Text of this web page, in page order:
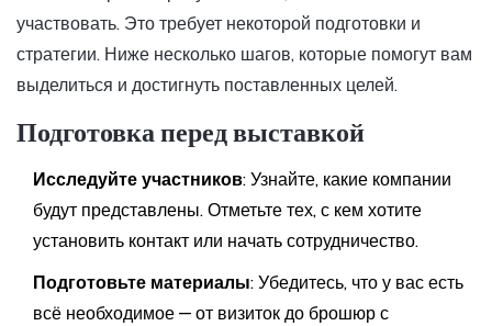
участвовать. Это требует некоторой подготовки и
стратегии. Ниже несколько шагов, которые помогут вам
выделиться и достигнуть поставленных целей.
Подготовка перед выставкой
Исследуйте участников: Узнайте, какие компании
будут представлены. Отметьте тех, с кем хотите
установить контакт или начать сотрудничество.
Подготовьте материалы: Убедитесь, что у вас есть
всё необходимое — от визиток до брошюр с